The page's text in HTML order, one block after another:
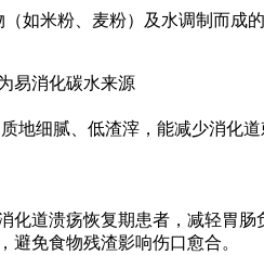
如米粉、麦粉）及水调制而成
易消化碳水来源
地细腻、低渣滓，能减少消化道
道溃疡恢复期患者，减轻胃肠
避免食物残渣影响伤口愈合。